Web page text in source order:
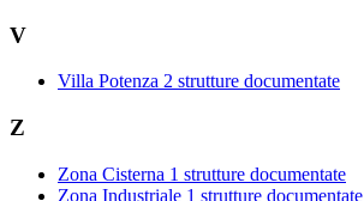
V
Villa Potenza 2 strutture documentate
Z
Zona Cisterna 1 strutture documentate
Zona Industriale 1 strutture documentate